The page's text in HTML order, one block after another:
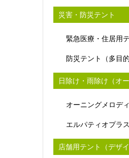
災害・防災テント
緊急医療・住居用
防災テント（多目的
日除け・雨除け（オー
オーニングメロデ
エルパティオプラス
店舗用テント（デザ